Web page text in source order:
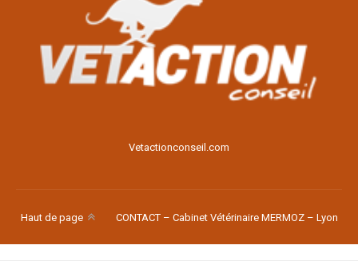
Voir le site
Vetactionconseil.com
Haut de page CONTACT – Cabinet Vétérinaire MERMOZ – Lyon